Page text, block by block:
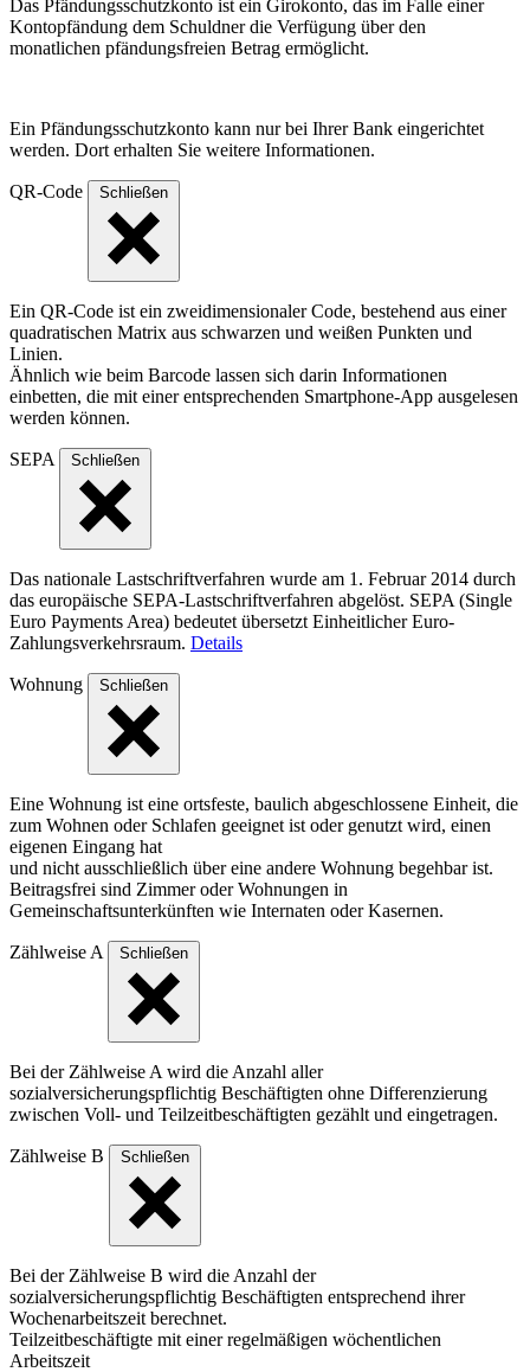
Das Pfändungsschutzkonto ist ein Girokonto, das im Falle einer
Kontopfändung dem Schuldner die Verfügung über den
monatlichen pfändungsfreien Betrag ermöglicht.
Ein Pfändungsschutzkonto kann nur bei Ihrer Bank eingerichtet
werden. Dort erhalten Sie weitere Informationen.
QR-Code Schließen
Ein QR-Code ist ein zweidimensionaler Code, bestehend aus einer
quadratischen Matrix aus schwarzen und weißen Punkten und
Linien.
Ähnlich wie beim Barcode lassen sich darin Informationen
einbetten, die mit einer entsprechenden Smartphone-App ausgelesen
werden können.
SEPA Schließen
Das nationale Lastschriftverfahren wurde am 1. Februar 2014 durch
das europäische SEPA-Lastschriftverfahren abgelöst. SEPA (Single
Euro Payments Area) bedeutet übersetzt Einheitlicher Euro-
Zahlungsverkehrsraum. Details
Wohnung Schließen
Eine Wohnung ist eine ortsfeste, baulich abgeschlossene Einheit, die
zum Wohnen oder Schlafen geeignet ist oder genutzt wird, einen
eigenen Eingang hat
und nicht ausschließlich über eine andere Wohnung begehbar ist.
Beitragsfrei sind Zimmer oder Wohnungen in
Gemeinschaftsunterkünften wie Internaten oder Kasernen.
Zählweise A Schließen
Bei der Zählweise A wird die Anzahl aller
sozialversicherungspflichtig Beschäftigten ohne Differenzierung
zwischen Voll- und Teilzeitbeschäftigten gezählt und eingetragen.
Zählweise B Schließen
Bei der Zählweise B wird die Anzahl der
sozialversicherungspflichtig Beschäftigten entsprechend ihrer
Wochenarbeitszeit berechnet.
Teilzeitbeschäftigte mit einer regelmäßigen wöchentlichen
Arbeitszeit